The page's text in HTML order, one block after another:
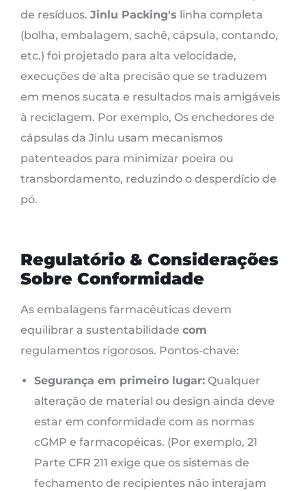
de resíduos. Jinlu Packing's linha completa
(bolha, embalagem, sachê, cápsula, contando,
etc.) foi projetado para alta velocidade,
execuções de alta precisão que se traduzem
em menos sucata e resultados mais amigáveis ​​
à reciclagem. Por exemplo, Os enchedores de
cápsulas da Jinlu usam mecanismos
patenteados para minimizar poeira ou
transbordamento, reduzindo o desperdício de
pó.
Regulatório & Considerações
Sobre Conformidade
As embalagens farmacêuticas devem
equilibrar a sustentabilidade com
regulamentos rigorosos. Pontos-chave:
Segurança em primeiro lugar: Qualquer
alteração de material ou design ainda deve
estar em conformidade com as normas
cGMP e farmacopéicas. (Por exemplo, 21
Parte CFR 211 exige que os sistemas de
fechamento de recipientes não interajam